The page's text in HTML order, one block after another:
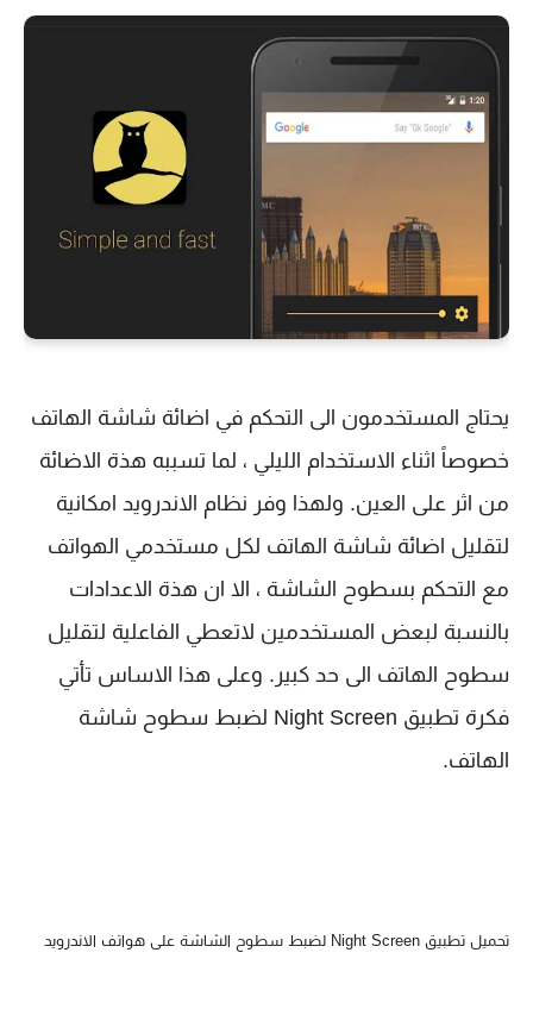
يحتاج المستخدمون الى التحكم في اضائة شاشة الهاتف
خصوصاً اثناء الاستخدام الليلي ، لما تسببه هذة الاضائة
من اثر على العين. ولهذا وفر نظام الاندرويد امكانية
لتقليل اضائة شاشة الهاتف لكل مستخدمي الهواتف
مع التحكم بسطوح الشاشة ، الا ان هذة الاعدادات
بالنسبة لبعض المستخدمين لاتعطي الفاعلية لتقليل
سطوح الهاتف الى حد كبير. وعلى هذا الاساس تأتي
فكرة تطبيق Night Screen لضبط سطوح شاشة
الهاتف.
تحميل تطبيق Night Screen لضبط سطوح الشاشة على هواتف الاندرويد